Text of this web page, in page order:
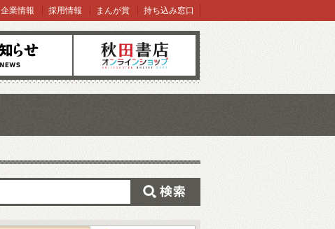
オンラインショップ
企業情報 採用情報 まんが賞 持ち込み窓口